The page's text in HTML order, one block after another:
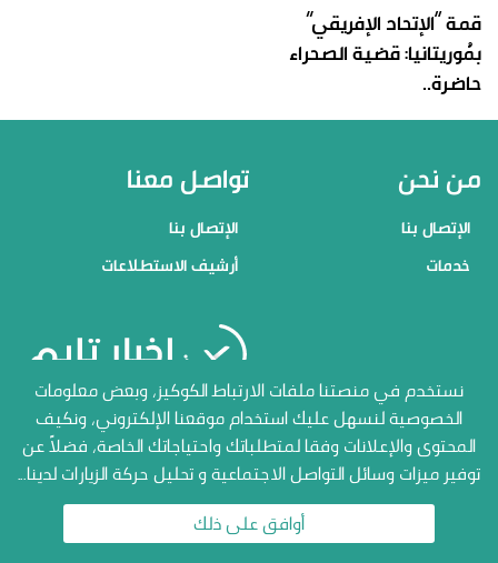
قمة “الإتحاد الإفريقي”
بمُوريتانيا: قضية الصحراء
حاضرة..
من نحن
الإتصال بنا
خدمات
تواصل معنا
الإتصال بنا
أرشيف الاستطلاعات
منصاتنا
الإتصال بنا
أرشيف الاستطلاعات
جميع الحقوق محفوظة المنصة
الاعلامية أخبار تايم 2026
نستخدم في منصتنا ملفات الارتباط الكوكيز، وبعض معلومات
الخصوصية لنسهل عليك استخدام موقعنا الإلكتروني، ونكيف
المحتوى والإعلانات وفقا لمتطلباتك واحتياجاتك الخاصة، فضلاً عن
توفير ميزات وسائل التواصل الاجتماعية و تحليل حركة الزيارات لدينا...
أوافق على ذلك